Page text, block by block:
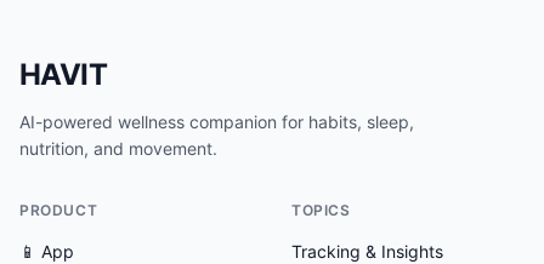
HAVIT
AI-powered wellness companion for habits, sleep,
nutrition, and movement.
PRODUCT
📱 App
TOPICS
Tracking & Insights